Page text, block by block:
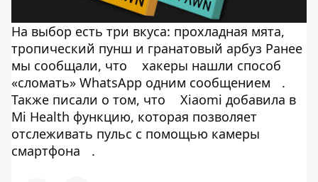
На выбор есть три вкуса: прохладная мята,
тропический пунш и гранатовый арбуз Ранее
мы сообщали, что
хакеры нашли способ
«сломать» WhatsApp одним сообщением
.
Также писали о том, что
Xiaomi добавила в
Mi Health функцию, которая позволяет
отслеживать пульс с помощью камеры
смартфона
.